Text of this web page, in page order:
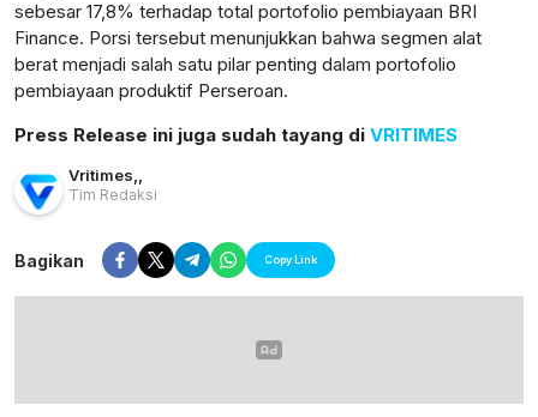
sebesar 17,8% terhadap total portofolio pembiayaan BRI
Finance. Porsi tersebut menunjukkan bahwa segmen alat
berat menjadi salah satu pilar penting dalam portofolio
pembiayaan produktif Perseroan.
Press Release ini juga sudah tayang di VRITIMES
Vritimes
Tim Redaksi
Bagikan Copy Link